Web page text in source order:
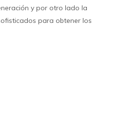
y por otro lado la
para obtener los